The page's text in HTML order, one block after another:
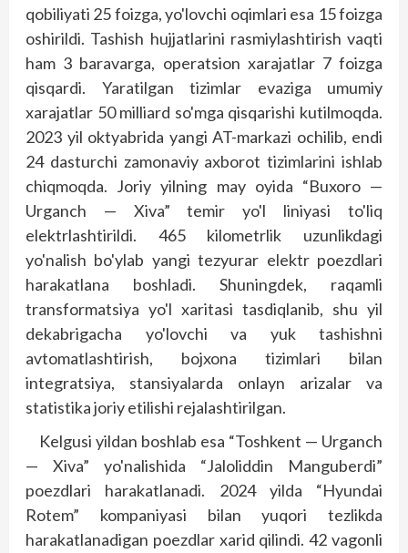
qobiliyati 25 foizga, yo'lovchi oqimlari esa 15 foizga
oshirildi. Tashish hujjatlarini rasmiylashtirish vaqti
ham 3 baravarga, operatsion xarajatlar 7 foizga
qisqardi. Yaratilgan tizimlar evaziga umumiy
xarajatlar 50 milliard so'mga qisqarishi kutilmoqda.
2023 yil oktyabrida yangi AT-markazi ochilib, endi
24 dasturchi zamonaviy axborot tizimlarini ishlab
chiqmoqda. Joriy yilning may oyida “Buxoro —
Urganch — Xiva” temir yo'l liniyasi to'liq
elektrlashtirildi. 465 kilometrlik uzunlikdagi
yo'nalish bo'ylab yangi tezyurar elektr poezdlari
harakatlana boshladi. Shuningdek, raqamli
transformatsiya yo'l xaritasi tasdiqlanib, shu yil
dekabrigacha yo'lovchi va yuk tashishni
avtomatlashtirish, bojxona tizimlari bilan
integratsiya, stansiyalarda onlayn arizalar va
statistika joriy etilishi rejalashtirilgan.
Kelgusi yildan boshlab esa “Toshkent — Urganch
— Xiva” yo'nalishida “Jaloliddin Manguberdi”
poezdlari harakatlanadi. 2024 yilda “Hyundai
Rotem” kompaniyasi bilan yuqori tezlikda
harakatlanadigan poezdlar xarid qilindi. 42 vagonli